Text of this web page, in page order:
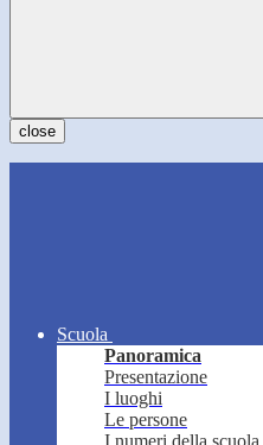
close
Scuola
Panoramica
Presentazione
I luoghi
Le persone